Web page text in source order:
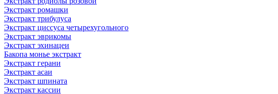
Экстракт ромашки
Экстракт трибулуса
Экстракт циссуса четырехугольного
Экстракт эврикомы
Экстракт эхинацеи
Бакопа монье экстракт
Экстракт герани
Экстракт асаи
Экстракт шпината
Экстракт кассии